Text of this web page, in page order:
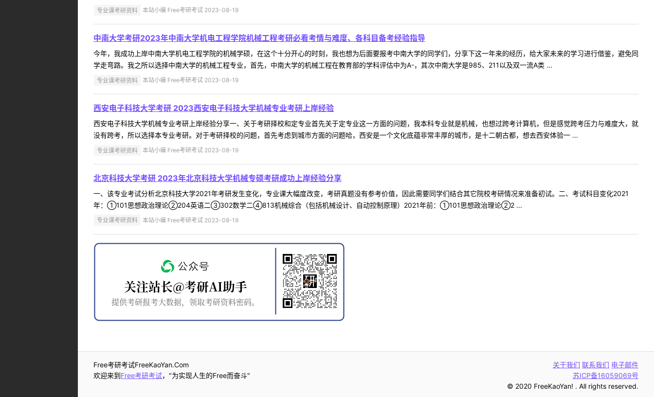
专业课考研资料 本站小编 Free考研考试 2023-08-19
中南大学考研2023年中南大学机电工程学院机械工程考研必看考情与难度、各科目备考经验指导
今年，我成功上岸中南大学机电工程学院的机械学硕，在这个十分开心的时刻，我也想为后面要报考中南大学的同学们，分享下这一年来的经历，给大家未来的学习进行借鉴，避免同
学走弯路。我之所以选择中南大学的机械工程专业，首先，中南大学的机械工程在教育部的学科评估中为A-，其次中南大学是985、211以及双一流A类 ...
专业课考研资料 本站小编 Free考研考试 2023-08-19
西安电子科技大学考研 2023西安电子科技大学机械专业考研上岸经验
西安电子科技大学机械专业考研上岸经验分享一、关于考研择校和定专业首先关于定专业这一方面的问题，我本科专业就是机械，也想过跨考计算机，但是感觉跨考压力与难度大，就
没有跨考，所以选择本专业考研。对于考研择校的问题，首先考虑到城市方面的问题哈，西安是一个文化底蕴非常丰厚的城市，是十二朝古都，想去西安体验一 ...
专业课考研资料 本站小编 Free考研考试 2023-08-19
北京科技大学考研 2023年北京科技大学机械专硕考研成功上岸经验分享
一、该专业考试分析北京科技大学2021年考研发生变化，专业课大幅度改变，考研真题没有参考价值，因此需要同学们结合其它院校考研情况来准备初试。二、考试科目变化2021
年：①101思想政治理论②204英语二③302数学二④813机械综合（包括机械设计、自动控制原理）2021年前：①101思想政治理论②2 ...
专业课考研资料 本站小编 Free考研考试 2023-08-19
Free考研考试FreeKaoYan.Com
欢迎来到Free考研考试，"为实现人生的Free而奋斗"
关于我们 联系我们 电子邮件
苏ICP备16059069号
© 2020 FreeKaoYan! . All rights reserved.